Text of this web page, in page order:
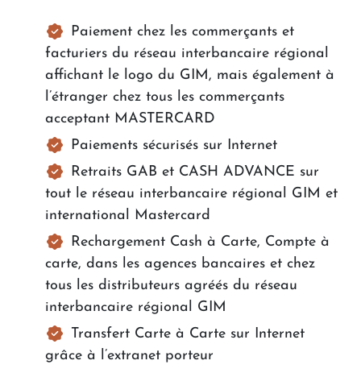
Paiement chez les commerçants et
facturiers du réseau interbancaire régional
affichant le logo du GIM, mais également à
l’étranger chez tous les commerçants
acceptant MASTERCARD
Paiements sécurisés sur Internet
Retraits GAB et CASH ADVANCE sur
tout le réseau interbancaire régional GIM et
international Mastercard
Rechargement Cash à Carte, Compte à
carte, dans les agences bancaires et chez
tous les distributeurs agréés du réseau
interbancaire régional GIM
Transfert Carte à Carte sur Internet
grâce à l’extranet porteur